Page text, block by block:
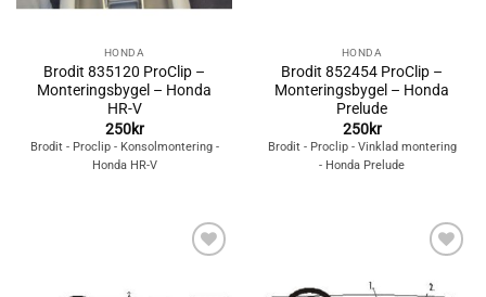
HONDA
Brodit 835120 ProClip –
Monteringsbygel – Honda
HR-V
250kr
Brodit - Proclip - Konsolmontering -
Honda HR-V
HONDA
Brodit 852454 ProClip –
Monteringsbygel – Honda
Prelude
250kr
Brodit - Proclip - Vinklad montering
- Honda Prelude
önskelistan